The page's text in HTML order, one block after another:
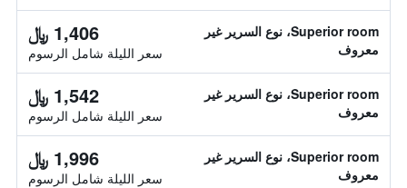
Superior room، نوع السرير غير
معروف
1,406 ﷼
سعر الليلة شامل الرسوم
Superior room، نوع السرير غير
معروف
1,542 ﷼
سعر الليلة شامل الرسوم
Superior room، نوع السرير غير
معروف
1,996 ﷼
سعر الليلة شامل الرسوم